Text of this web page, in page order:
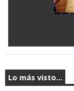
Lo más visto...